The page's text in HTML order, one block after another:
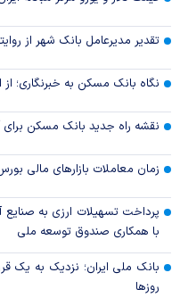
تقدیر مدیرعامل بانک شهر از
نگاه بانک مسکن به خبرنگاری؛ از
نقشه راه جدید بانک مسکن
زمان معاملات بازار‌های مالی
پرداخت تسهیلات ارزی به
با همکاری صندوق توسعه ملی
بانک ملی ایران؛ نزدیک به یک
روز‌ها